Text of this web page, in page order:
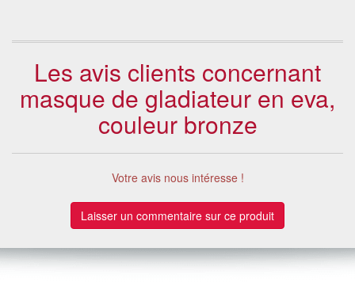
Les avis clients concernant
masque de gladiateur en eva,
couleur bronze
Votre avis nous intéresse !
Laisser un commentaire sur ce produit